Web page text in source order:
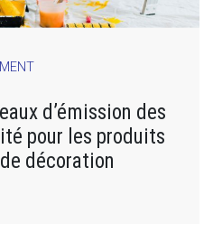
d’émission des
pour les produits
décoration